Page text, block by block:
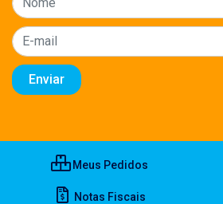
Meus Pedidos
Notas Fiscais